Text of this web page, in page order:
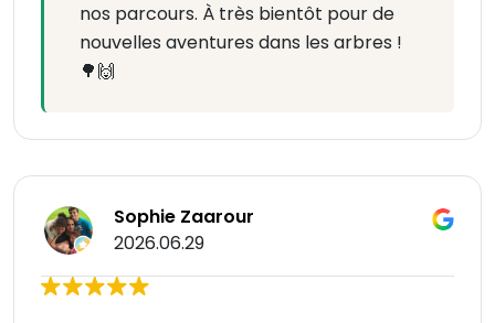
nos parcours. À très bientôt pour de
nouvelles aventures dans les arbres !
🌳🙌
Sophie Zaarour
2026.06.29